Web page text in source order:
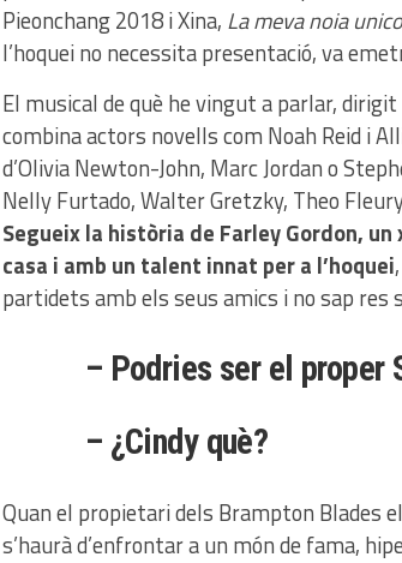
Pieonchang 2018 i Xina, La meva noia
l’hoquei no necessita presentació, va
El musical de què he vingut a parlar,
combina actors novells com Noah Reid i
d’Olivia Newton-John, Marc Jordan o
Nelly Furtado, Walter Gretzky, Theo
Segueix la història de Farley Gordon,
casa i amb un talent innat per a l’hoquei
partidets amb els seus amics i no sap res
– Podries ser el proper
– ¿Cindy què?
Quan el propietari dels Brampton Blades
s’haurà d’enfrontar a un món de fama,